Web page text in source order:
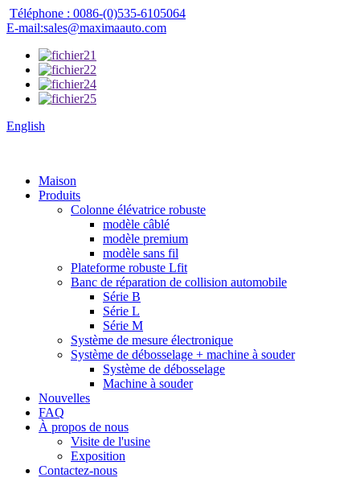
Téléphone : 0086-(0)535-6105064
E-mail:sales@maximaauto.com
English
Maison
Produits
Colonne élévatrice robuste
modèle câblé
modèle premium
modèle sans fil
Plateforme robuste Lfit
Banc de réparation de collision automobile
Série B
Série L
Série M
Système de mesure électronique
Système de débosselage + machine à souder
Système de débosselage
Machine à souder
Nouvelles
FAQ
À propos de nous
Visite de l'usine
Exposition
Contactez-nous